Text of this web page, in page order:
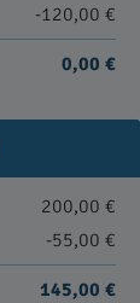
-120,00 €
0,00 €
200,00 €
-55,00 €
145,00 €